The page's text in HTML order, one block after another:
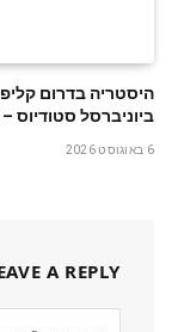
היסטריה בדרום
ביוניברסל
6 באוגוסט 2026
A REPLY